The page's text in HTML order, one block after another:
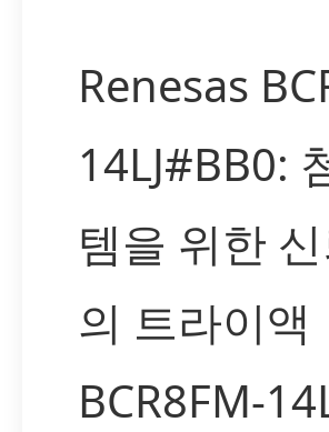
Renesas
14LJ#BB0:
템을 위한
의 트라이액
BCR8FM-